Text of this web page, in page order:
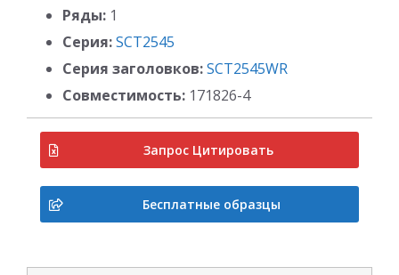
Ряды: 1
Серия:SCT2545
Серия заголовков:SCT2545WR
Совместимость: 171826-4
Запрос Цитировать
Бесплатные образцы